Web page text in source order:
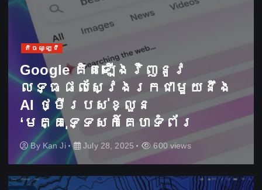
តិចណូឡូជី
Google គិតឡើងវិញនូវ
លទ្ធផលស្វែងរកជាមួយនឹង
AI ថ្មីរបស់ខ្លួន
‘មគ្គុទ្ទេសក៍គេហទំព័រ
By Kan Ji July 28, 2025 600 views